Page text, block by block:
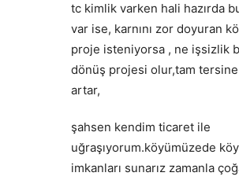
tc kimlik varken hali hazırda
var ise, karnını zor doyuran
proje isteniyorsa , ne işsizlik
dönüş projesi olur,tam
artar,
şahsen kendim ticaret ile
uğraşıyorum.köyümüzede
imkanları sunarız zamanla